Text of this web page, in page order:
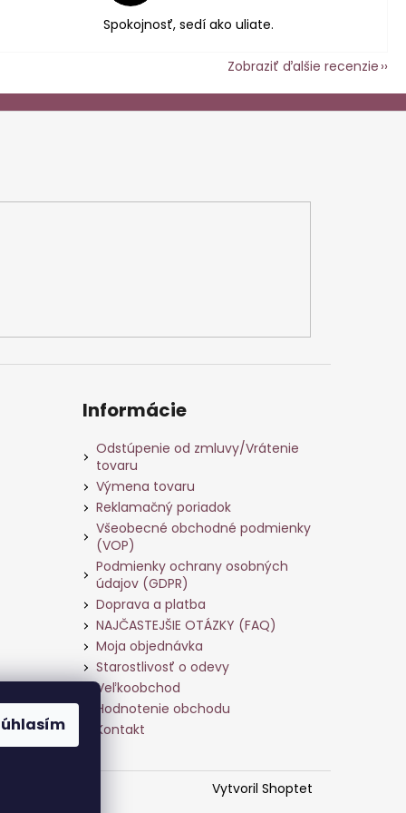
Spokojnosť, sedí ako uliate.
Zobraziť ďalšie recenzie
Informácie
Odstúpenie od zmluvy/Vrátenie
tovaru
Výmena tovaru
Reklamačný poriadok
Všeobecné obchodné podmienky
(VOP)
Podmienky ochrany osobných
údajov (GDPR)
Doprava a platba
NAJČASTEJŠIE OTÁZKY (FAQ)
Moja objednávka
Starostlivosť o odevy
Veľkoobchod
Hodnotenie obchodu
Kontakt
Vytvoril Shoptet